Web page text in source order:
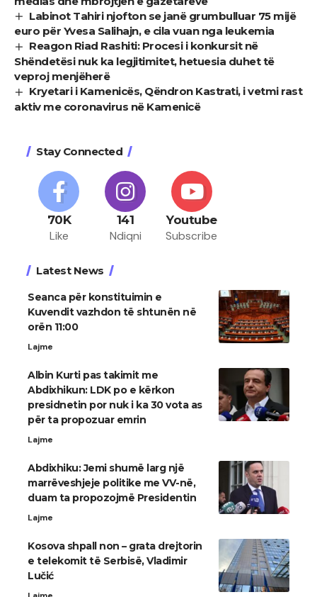
Labinot Tahiri njofton se janë grumbulluar 75 mijë
euro për Yvesa Salihajn, e cila vuan nga leukemia
Reagon Riad Rashiti: Procesi i konkursit në
Shëndetësi nuk ka legjitimitet, hetuesia duhet të
veproj menjëherë
Kryetari i Kamenicës, Qëndron Kastrati, i vetmi rast
aktiv me coronavirus në Kamenicë
Stay Connected
70K
Like
141
Ndiqni
Youtube
Subscribe
Latest News
Seanca për konstituimin e
Kuvendit vazhdon të shtunën në
orën 11:00
Lajme
Albin Kurti pas takimit me
Abdixhikun: LDK po e kërkon
presidnetin por nuk i ka 30 vota as
për ta propozuar emrin
Lajme
Abdixhiku: Jemi shumë larg një
marrëveshjeje politike me VV-në,
duam ta propozojmë Presidentin
Lajme
Kosova shpall non – grata drejtorin
e telekomit të Serbisë, Vladimir
Lučić